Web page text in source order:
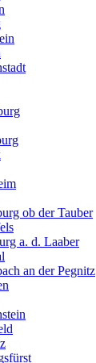
ob der Tauber
a. d. Laaber
an der Pegnitz